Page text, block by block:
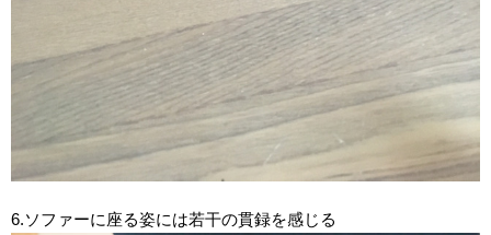
6.ソファーに座る姿には若干の貫録を感じる